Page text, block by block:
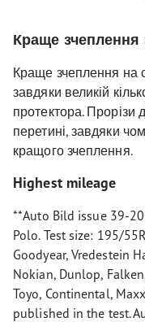
Краще зчеплення
Краще зчеплення на
завдяки великій
протектора. Прорізи
перетині, завдяки
кращого зчеплення.
Highest mileage
**Auto Bild issue 39-
Polo. Test size: 195/
Goodyear, Vredestein
Nokian, Dunlop,
Toyo, Continental,
published in the test.